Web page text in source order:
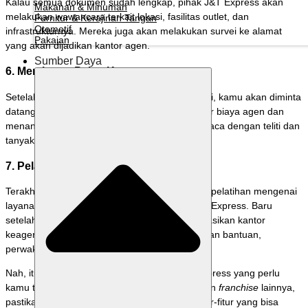
Makanan & Minuman
Furnitur & Kerajinan Tangan
Otomotif
Pakaian
Sumber Daya
melakukan wawancara terkait lokasi, fasilitas outlet, dan
infrastrukturnya. Mereka juga akan melakukan survei ke alamat
yang akan dijadikan kantor agen.
6. Membayar Paket Keagenan
Setelah dinyatakan lolos administrasi dan lokasi, kamu akan diminta
datang ke kantor J&T terdekat untuk membayar biaya agen dan
menandatangani surat perjanjian kerjasama. Baca dengan teliti dan
tanyakan hal-hal yang kurang jelas.
7. Pelatihan Agen
Terakhir, kamu akan diundang untuk mengikuti pelatihan mengenai
layanan dan operasional di kantor cabang J&T Express. Baru
setelah itu selesai, kamu bisa mulai mengoperasikan kantor
keagenan. Jika kamu masih butuh dukungan dan bantuan,
perwakilan J&T Express siap membantu.
Nah, itulah informasi seputar
J&T Express yang perlu
kamu tahu. Kalau kamu juga mengelola jaringan franchise lainnya,
pastikan
selalu menyertai. Dengan fitur-fitur yang bisa